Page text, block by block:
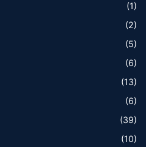
(1)
(2)
(5)
(6)
(13)
(6)
(39)
(10)